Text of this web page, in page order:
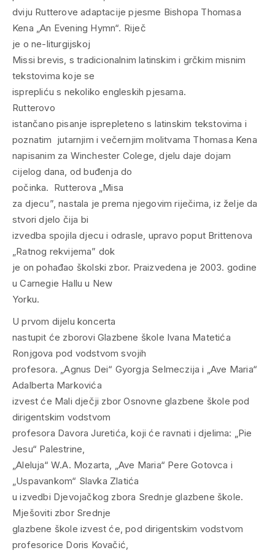
dviju Rutterove adaptacije pjesme Bishopa Thomasa
Kena „An Evening Hymn“. Riječ
je o ne-liturgijskoj
Missi brevis, s tradicionalnim latinskim i grčkim misnim
tekstovima koje se
isprepliću s nekoliko engleskih pjesama.
Rutterovo
istančano pisanje isprepleteno s latinskim tekstovima i
poznatim jutarnjim i večernjim molitvama Thomasa Kena
napisanim za Winchester Colege, djelu daje dojam
cijelog dana, od buđenja do
počinka. Rutterova „Misa
za djecu”, nastala je prema njegovim riječima, iz želje da
stvori djelo čija bi
izvedba spojila djecu i odrasle, upravo poput Brittenova
„Ratnog rekvijema” dok
je on pohađao školski zbor. Praizvedena je 2003. godine
u Carnegie Hallu u New
Yorku.
U prvom dijelu koncerta
nastupit će zborovi Glazbene škole Ivana Matetića
Ronjgova pod vodstvom svojih
profesora. „Agnus Dei“ Gyorgja Selmeczija i „Ave Maria“
Adalberta Markovića
izvest će Mali dječji zbor Osnovne glazbene škole pod
dirigentskim vodstvom
profesora Davora Juretića, koji će ravnati i djelima: „Pie
Jesu“ Palestrine,
„Aleluja“ W.A. Mozarta, „Ave Maria“ Pere Gotovca i
„Uspavankom“ Slavka Zlatića
u izvedbi Djevojačkog zbora Srednje glazbene škole.
Mješoviti zbor Srednje
glazbene škole izvest će, pod dirigentskim vodstvom
profesorice Doris Kovačić,